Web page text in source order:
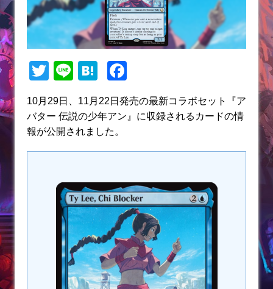
T
w
itt
er
Li
e
H
at
e
n
a
a
c
b
o
k
10月29日、11月22日発売の最新コラボセット『ア
バター 伝説の少年アン』に収録されるカードの情
報が公開されました。